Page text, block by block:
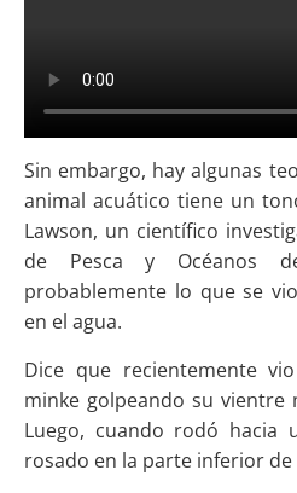
Sin embargo, hay algunas
animal acuático tiene un
Lawson, un científico
de Pesca y Océanos
probablemente lo que se
en el agua.
Dice que recientemente
minke golpeando su vientre
Luego, cuando rodó hacia
rosado en la parte inferior de